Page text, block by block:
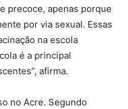
precoce, apenas porque
por via sexual. Essas
na escola
é a principal
afirma.
no Acre. Segundo